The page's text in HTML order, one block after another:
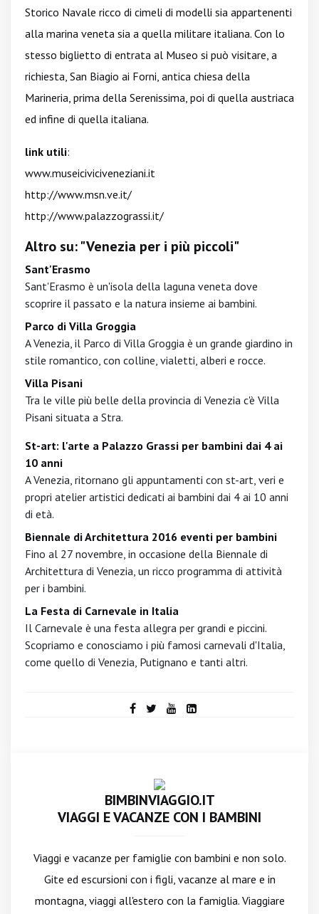
Storico Navale ricco di cimeli di modelli sia appartenenti
alla marina veneta sia a quella militare italiana. Con lo
stesso biglietto di entrata al Museo si può visitare, a
richiesta, San Biagio ai Forni, antica chiesa della
Marineria, prima della Serenissima, poi di quella austriaca
ed infine di quella italiana.
link utili:
www.museiciviciveneziani.it
http://www.msn.ve.it/
http://www.palazzograssi.it/
Altro su: "Venezia per i più piccoli"
Sant'Erasmo
Sant'Erasmo è un'isola della laguna veneta dove
scoprire il passato e la natura insieme ai bambini.
Parco di Villa Groggia
A Venezia, il Parco di Villa Groggia è un grande giardino in
stile romantico, con colline, vialetti, alberi e rocce.
Villa Pisani
Tra le ville più belle della provincia di Venezia c'è Villa
Pisani situata a Stra.
St-art: l'arte a Palazzo Grassi per bambini dai 4 ai
10 anni
A Venezia, ritornano gli appuntamenti con st-art, veri e
propri atelier artistici dedicati ai bambini dai 4 ai 10 anni
di età.
Biennale di Architettura 2016 eventi per bambini
Fino al 27 novembre, in occasione della Biennale di
Architettura di Venezia, un ricco programma di attività
per i bambini.
La Festa di Carnevale in Italia
Il Carnevale è una festa allegra per grandi e piccini.
Scopriamo e conosciamo i più famosi carnevali d'Italia,
come quello di Venezia, Putignano e tanti altri.
BIMBINVIAGGIO.IT
VIAGGI E VACANZE CON I BAMBINI
Viaggi e vacanze per famiglie con bambini e non solo.
Gite ed escursioni con i figli, vacanze al mare e in
montagna, viaggi all'estero con la famiglia. Viaggiare